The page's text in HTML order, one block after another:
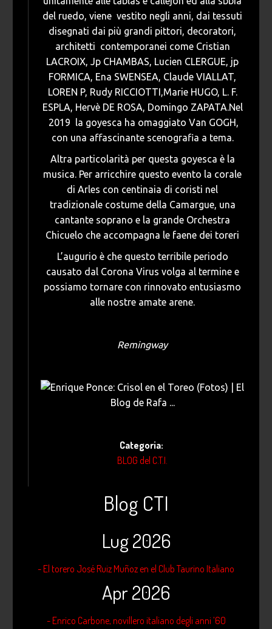
del ruedo, viene vestito negli anni, dai tessuti
disegnati dai più grandi pittori, decoratori,
architetti contemporanei come Cristian
LACROIX, Jp CHAMBAS, Lucien CLERGUE, jp
FORMICA, Ena SWENSEA, Claude VIALLAT,
LOREN P, Rudy RICCIOTTI,Marie HUGO, L. F.
ESPLA, Hervè DE ROSA, Domingo ZAPATA.Nel
2019 la goyesca ha omaggiato Van GOGH,
con una affascinante scenografia a tema.
Altra particolarità per questa goyesca è la
musica. Per arricchire questo evento la corale
di Arles con centinaia di coristi nel
tradizionale costume della Camargue, una
cantante soprano e la grande Orchestra
Chicuelo che accompagna le faene dei toreri
L’augurio è che questo terribile periodo
causato dal Corona Virus volga al termine e
possiamo tornare con rinnovato entusiasmo
alle nostre amate arene.
Remingway
Categoria:
BLOG del C.T.I.
Blog CTI
Lug 2026
- El torero José Ruiz Muñoz en el Club Taurino Italiano
Apr 2026
- Enrico Carbone, novillero italiano degli anni ’60